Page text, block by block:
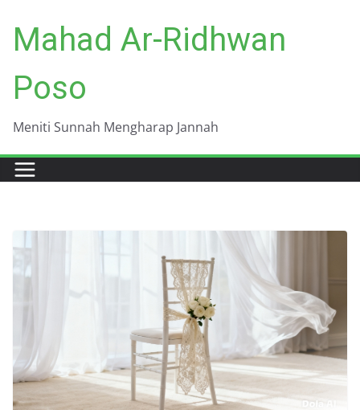
content
Mahad Ar-Ridhwan
Poso
Meniti Sunnah Mengharap Jannah